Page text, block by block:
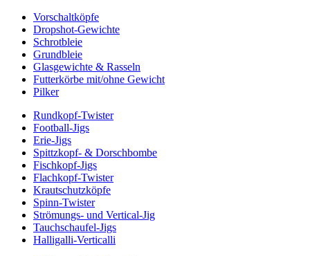
Vorschaltköpfe
Dropshot-Gewichte
Schrotbleie
Grundbleie
Glasgewichte & Rasseln
Futterkörbe mit/ohne Gewicht
Pilker
Rundkopf-Twister
Football-Jigs
Erie-Jigs
Spittzkopf- & Dorschbombe
Fischkopf-Jigs
Flachkopf-Twister
Krautschutzköpfe
Spinn-Twister
Strömungs- und Vertical-Jig
Tauchschaufel-Jigs
Halligalli-Verticalli